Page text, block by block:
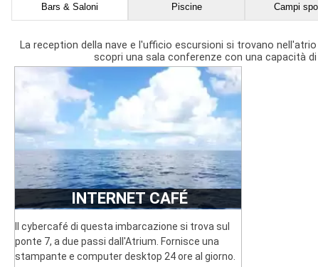
Bars & Saloni Piscine Campi
La reception della nave e l'ufficio escursioni si trovano
scopri una sala conferenze con una capacità
INTERNET CAFÉ
Il cybercafé di questa imbarcazione si trova sul
ponte 7, a due passi dall'Atrium. Fornisce una
stampante e computer desktop 24 ore al giorno.